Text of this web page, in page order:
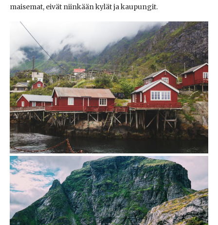
maisemat, eivät niinkään kylät ja kaupungit.